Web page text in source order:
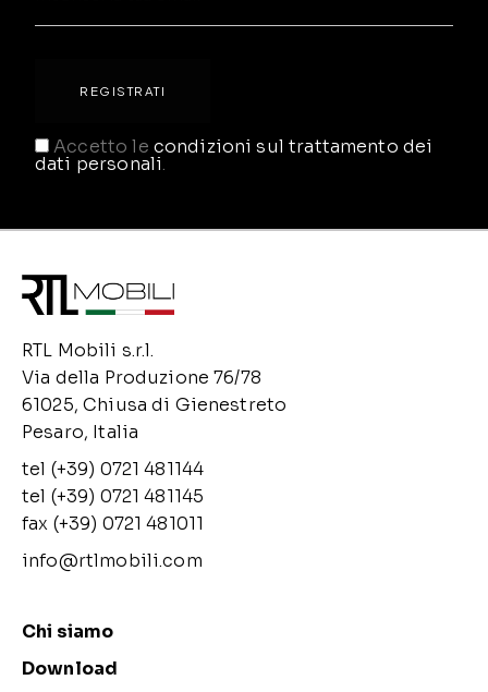
Accetto le condizioni sul trattamento dei
dati personali.
RTL Mobili s.r.l.
Via della Produzione 76/78
61025, Chiusa di Gienestreto
Pesaro, Italia
tel (+39) 0721 481144
tel (+39) 0721 481145
fax (+39) 0721 481011
info@rtlmobili.com
Chi siamo
Download